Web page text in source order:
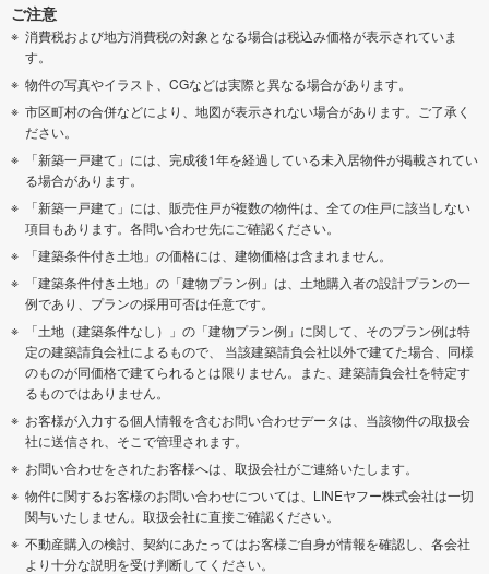
ご注意
消費税および地方消費税の対象となる場合は税込み価格が表示されていま
す。
物件の写真やイラスト、CGなどは実際と異なる場合があります。
市区町村の合併などにより、地図が表示されない場合があります。ご了承く
ださい。
「新築一戸建て」には、完成後1年を経過している未入居物件が掲載されてい
る場合があります。
「新築一戸建て」には、販売住戸が複数の物件は、全ての住戸に該当しない
項目もあります。各問い合わせ先にご確認ください。
「建築条件付き土地」の価格には、建物価格は含まれません。
「建築条件付き土地」の「建物プラン例」は、土地購入者の設計プランの一
例であり、プランの採用可否は任意です。
「土地（建築条件なし）」の「建物プラン例」に関して、そのプラン例は特
定の建築請負会社によるもので、 当該建築請負会社以外で建てた場合、同様
のものが同価格で建てられるとは限りません。また、建築請負会社を特定す
るものではありません。
お客様が入力する個人情報を含むお問い合わせデータは、当該物件の取扱会
社に送信され、そこで管理されます。
お問い合わせをされたお客様へは、取扱会社がご連絡いたします。
物件に関するお客様のお問い合わせについては、LINEヤフー株式会社は一切
関与いたしません。取扱会社に直接ご確認ください。
不動産購入の検討、契約にあたってはお客様ご自身が情報を確認し、各会社
より十分な説明を受け判断してください。